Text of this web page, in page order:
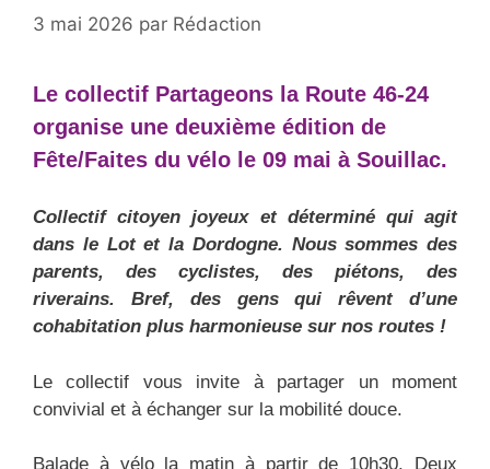
3 mai 2026 par Rédaction
Le collectif Partageons la Route 46-24
organise une deuxième édition de
Fête/Faites du vélo le 09 mai à Souillac.
Collectif citoyen joyeux et déterminé qui agit
dans le Lot et la Dordogne. Nous sommes des
parents, des cyclistes, des piétons, des
riverains. Bref, des gens qui rêvent d’une
cohabitation plus harmonieuse sur nos routes !
Le collectif vous invite à partager un moment
convivial et à échanger sur la mobilité douce.
Balade à vélo la matin à partir de 10h30. Deux